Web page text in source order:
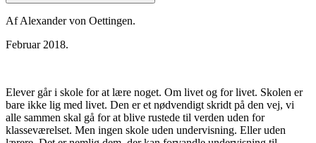
Af Alexander von Oettingen.
Februar 2018.
Elever går i skole for at lære noget. Om livet og for livet. Skolen er
bare ikke lig med livet. Den er et nødvendigt skridt på den vej, vi
alle sammen skal gå for at blive rustede til verden uden for
klasseværelset. Men ingen skole uden undervisning. Eller uden